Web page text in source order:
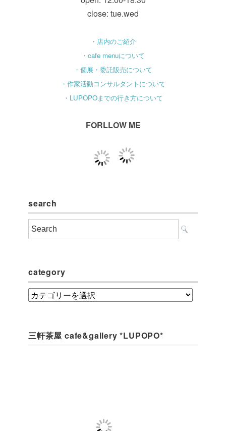
close: tue.wed
・店内のご紹介
・cafe menuについて
・個展・委託販売について
・作家活動コンサルタントについて
・LUPOPOまでの行き方について
FORLLOW ME
search
category
category
三軒茶屋 cafe&gallery *LUPOPO*